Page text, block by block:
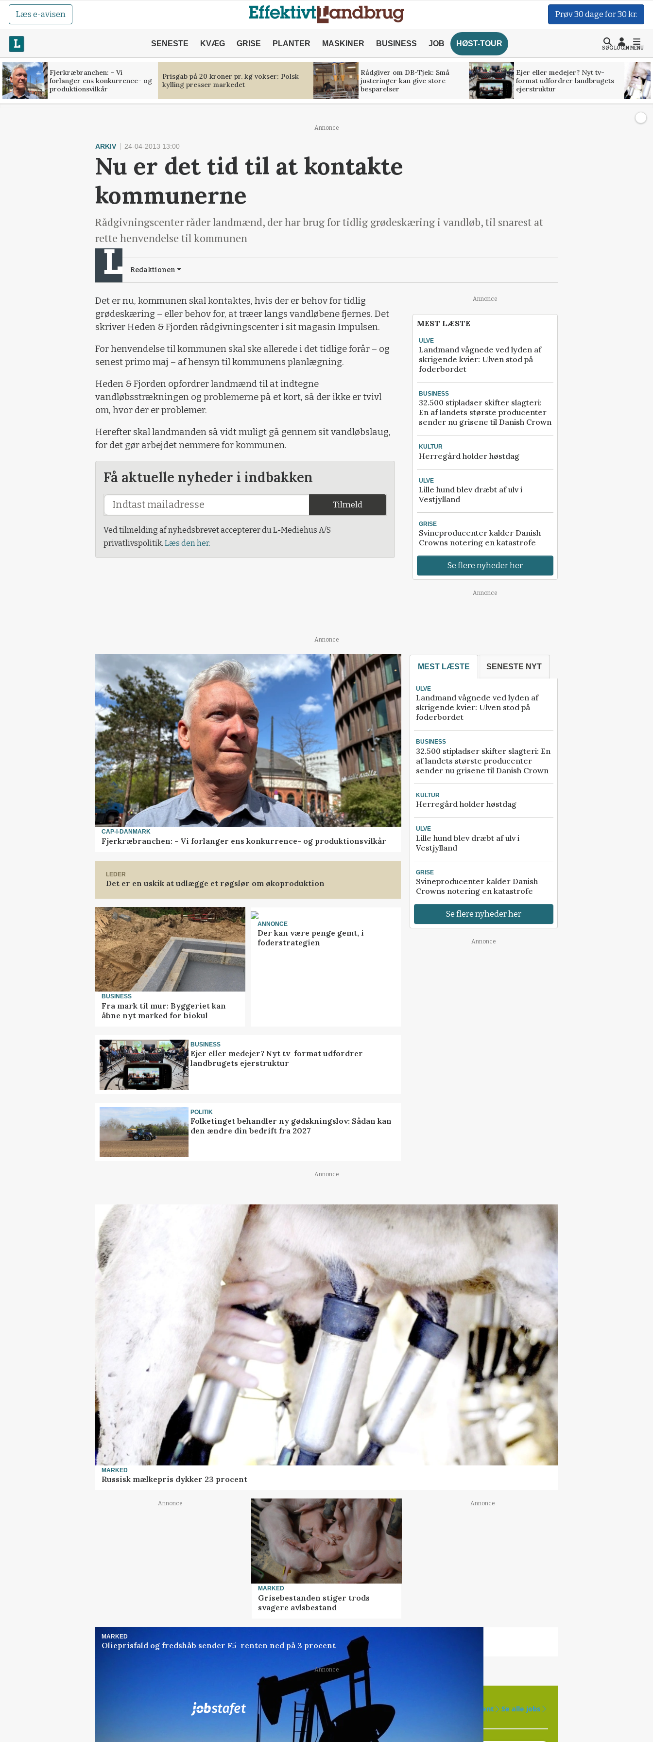
Læs e-avisen Prøv 30 dage for 30 kr.
SENESTE KVÆG GRISE PLANTER MASKINER BUSINESS JOB HØST-TOUR
SØGLOGINMENU
Fjerkræbranchen: - Vi
forlanger ens konkurrence- og
produktionsvilkår
Prisgab på 20 kroner pr. kg vokser: Polsk
kylling presser markedet
Rådgiver om DB-Tjek: Små
justeringer kan give store
besparelser
Ejer eller medejer? Nyt tv-
format udfordrer landbrugets
ejerstruktur
Annonce
ARKIV 24-04-2013 13:00
Nu er det tid til at kontakte
kommunerne
Rådgivningscenter råder landmænd, der har brug for tidlig grødeskæring i vandløb, til snarest at
rette henvendelse til kommunen
Redaktionen
Det er nu, kommunen skal kontaktes, hvis der er behov for tidlig
grødeskæring – eller behov for, at træer langs vandløbene fjernes. Det
skriver Heden & Fjorden rådgivningscenter i sit magasin Impulsen.
For henvendelse til kommunen skal ske allerede i det tidlige forår – og
senest primo maj – af hensyn til kommunens planlægning.
Heden & Fjorden opfordrer landmænd til at indtegne
vandløbsstrækningen og problemerne på et kort, så der ikke er tvivl
om, hvor der er problemer.
Herefter skal landmanden så vidt muligt gå gennem sit vandløbslaug,
for det gør arbejdet nemmere for kommunen.
Få aktuelle nyheder i indbakken
Tilmeld
Ved tilmelding af nyhedsbrevet accepterer du L-Mediehus A/S
privatlivspolitik. Læs den her.
Annonce
MEST LÆSTE
ULVE
Landmand vågnede ved lyden af
skrigende kvier: Ulven stod på
foderbordet
BUSINESS
32.500 stipladser skifter slagteri:
En af landets største producenter
sender nu grisene til Danish Crown
KULTUR
Herregård holder høstdag
ULVE
Lille hund blev dræbt af ulv i
Vestjylland
GRISE
Svineproducenter kalder Danish
Crowns notering en katastrofe
Se flere nyheder her
Annonce
Annonce
CAP-I-DANMARK
Fjerkræbranchen: - Vi forlanger ens konkurrence- og produktionsvilkår
LEDER
Det er en uskik at udlægge et røgslør om økoproduktion
BUSINESS
Fra mark til mur: Byggeriet kan
åbne nyt marked for biokul
ANNONCE
Der kan være penge gemt, i
foderstrategien
BUSINESS
Ejer eller medejer? Nyt tv-format udfordrer
landbrugets ejerstruktur
POLITIK
Folketinget behandler ny gødskningslov: Sådan kan
den ændre din bedrift fra 2027
MEST LÆSTE SENESTE NYT
ULVE
Landmand vågnede ved lyden af
skrigende kvier: Ulven stod på
foderbordet
BUSINESS
32.500 stipladser skifter slagteri: En
af landets største producenter
sender nu grisene til Danish Crown
KULTUR
Herregård holder høstdag
ULVE
Lille hund blev dræbt af ulv i
Vestjylland
GRISE
Svineproducenter kalder Danish
Crowns notering en katastrofe
Se flere nyheder her
Annonce
Annonce
MARKED
Russisk mælkepris dykker 23 procent
Annonce
MARKED
Grisebestanden stiger trods
svagere avlsbestand
Annonce
MARKED
Olieprisfald og fredshåb sender F5-renten ned på 3 procent
Annonce
77 ledige stillinger Opret agent Se alle jobs